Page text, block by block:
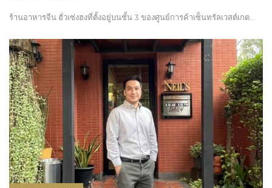
ร้านอาหารจีน ฮั่วเซ่งฮงที่ตั้งอยู่บนชั้น 3 ของศูนย์การค้าเซ็นทรัลเวสต์เกต…